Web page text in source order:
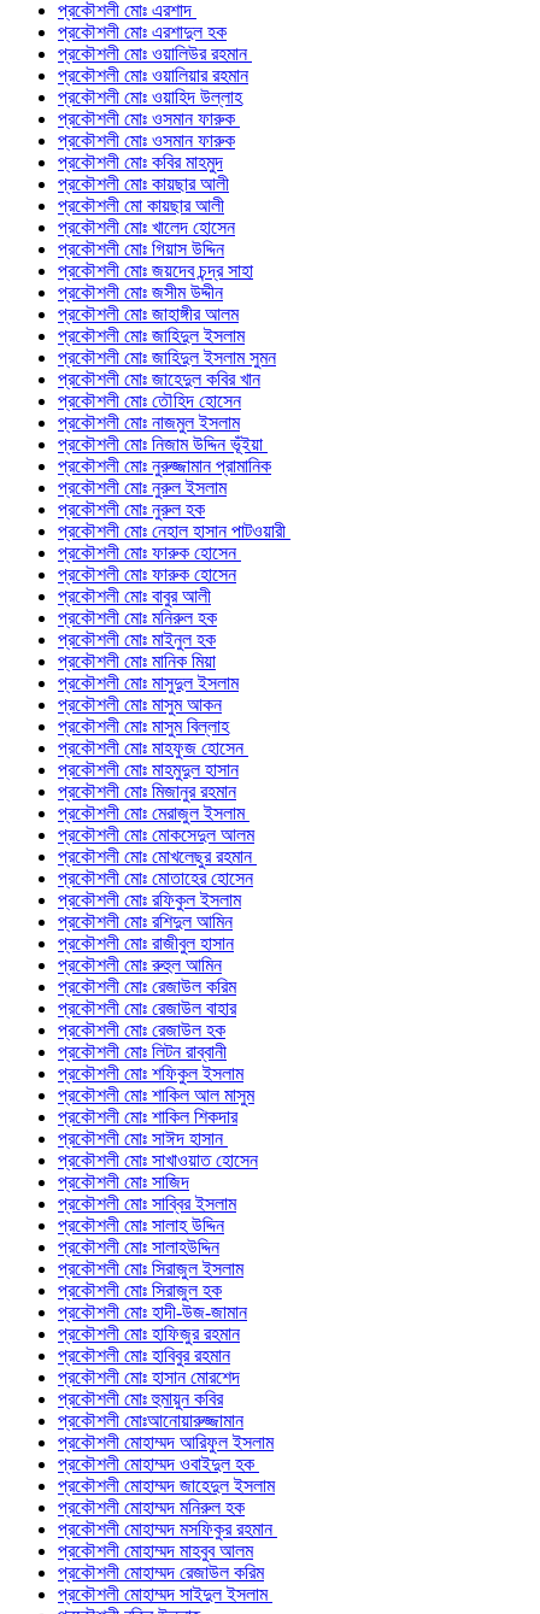
প্রকৌশলী মোঃ এরশাদ
প্রকৌশলী মোঃ এরশাদুল হক
প্রকৌশলী মোঃ ওয়ালিউর রহমান
প্রকৌশলী মোঃ ওয়ালিয়ার রহমান
প্রকৌশলী মোঃ ওয়াহিদ উল্লাহ
প্রকৌশলী মোঃ ওসমান ফারুক
প্রকৌশলী মোঃ ওসমান ফারুক
প্রকৌশলী মোঃ কবির মাহমুদ
প্রকৌশলী মোঃ কায়ছার আলী
প্রকৌশলী মো কায়ছার আলী
প্রকৌশলী মোঃ খালেদ হোসেন
প্রকৌশলী মোঃ গিয়াস উদ্দিন
প্রকৌশলী মোঃ জয়দেব চন্দ্র সাহা
প্রকৌশলী মোঃ জসীম উদ্দীন
প্রকৌশলী মোঃ জাহাঙ্গীর আলম
প্রকৌশলী মোঃ জাহিদুল ইসলাম
প্রকৌশলী মোঃ জাহিদুল ইসলাম সুমন
প্রকৌশলী মোঃ জাহেদুল কবির খান
প্রকৌশলী মোঃ তৌহিদ হোসেন
প্রকৌশলী মোঃ নাজমুল ইসলাম
প্রকৌশলী মোঃ নিজাম উদ্দিন ভূঁইয়া
প্রকৌশলী মোঃ নুরুজ্জামান প্রামানিক
প্রকৌশলী মোঃ নুরুল ইসলাম
প্রকৌশলী মোঃ নুরুল হক
প্রকৌশলী মোঃ নেহাল হাসান পাটওয়ারী
প্রকৌশলী মোঃ ফারুক হোসেন
প্রকৌশলী মোঃ ফারুক হোসেন
প্রকৌশলী মোঃ বাবুর আলী
প্রকৌশলী মোঃ মনিরুল হক
প্রকৌশলী মোঃ মাইনুল হক
প্রকৌশলী মোঃ মানিক মিয়া
প্রকৌশলী মোঃ মাসুদুল ইসলাম
প্রকৌশলী মোঃ মাসুম আকন
প্রকৌশলী মোঃ মাসুম বিল্লাহ
প্রকৌশলী মোঃ মাহফুজ হোসেন
প্রকৌশলী মোঃ মাহমুদুল হাসান
প্রকৌশলী মোঃ মিজানুর রহমান
প্রকৌশলী মোঃ মেরাজুল ইসলাম
প্রকৌশলী মোঃ মোকসেদুল আলম
প্রকৌশলী মোঃ মোখলেছুর রহমান
প্রকৌশলী মোঃ মোতাহের হোসেন
প্রকৌশলী মোঃ রফিকুল ইসলাম
প্রকৌশলী মোঃ রশিদুল আমিন
প্রকৌশলী মোঃ রাজীবুল হাসান
প্রকৌশলী মোঃ রুহুল আমিন
প্রকৌশলী মোঃ রেজাউল করিম
প্রকৌশলী মোঃ রেজাউল বাহার
প্রকৌশলী মোঃ রেজাউল হক
প্রকৌশলী মোঃ লিটন রাব্বানী
প্রকৌশলী মোঃ শফিকুল ইসলাম
প্রকৌশলী মোঃ শাকিল আল মাসুম
প্রকৌশলী মোঃ শাকিল শিকদার
প্রকৌশলী মোঃ সাঈদ হাসান
প্রকৌশলী মোঃ সাখাওয়াত হোসেন
প্রকৌশলী মোঃ সাজিদ
প্রকৌশলী মোঃ সাব্বির ইসলাম
প্রকৌশলী মোঃ সালাহ উদ্দিন
প্রকৌশলী মোঃ সালাহউদ্দিন
প্রকৌশলী মোঃ সিরাজুল ইসলাম
প্রকৌশলী মোঃ সিরাজুল হক
প্রকৌশলী মোঃ হাদী-উজ-জামান
প্রকৌশলী মোঃ হাফিজুর রহমান
প্রকৌশলী মোঃ হাবিবুর রহমান
প্রকৌশলী মোঃ হাসান মোরশেদ
প্রকৌশলী মোঃ হুমায়ুন কবির
প্রকৌশলী মোঃআনোয়ারুজ্জামান
প্রকৌশলী মোহাম্মদ আরিফুল ইসলাম
প্রকৌশলী মোহাম্মদ ওবাইদুল হক
প্রকৌশলী মোহাম্মদ জাহেদুল ইসলাম
প্রকৌশলী মোহাম্মদ মনিরুল হক
প্রকৌশলী মোহাম্মদ মসফিকুর রহমান
প্রকৌশলী মোহাম্মদ মাহবুব আলম
প্রকৌশলী মোহাম্মদ রেজাউল করিম
প্রকৌশলী মোহাম্মদ সাইদুল ইসলাম